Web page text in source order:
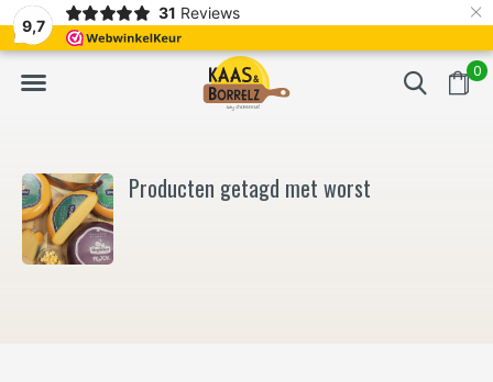
9,7
31 Reviews ×
0
Vers van het mes en gevacumeerd Vaak volgende
Producten getagd met worst